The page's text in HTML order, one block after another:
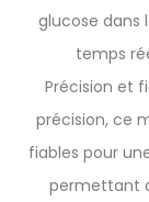
glucose dans
temps
Précision et
précision, ce
fiables pour
permettant